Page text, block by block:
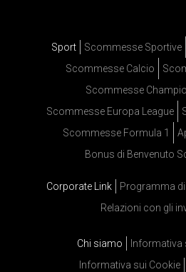
Sport Scommesse Sportive
Scommesse Calcio
Scommesse
Scommesse Europa League
Scommesse Formula 1
Bonus di Benvenuto
Corporate Link Programma
Relazioni con gli
Chi siamo
Informativa
Informativa sui Cookie